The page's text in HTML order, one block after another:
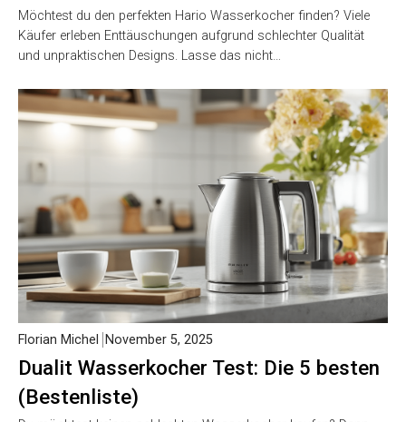
Möchtest du den perfekten Hario Wasserkocher finden? Viele
Käufer erleben Enttäuschungen aufgrund schlechter Qualität
und unpraktischen Designs. Lasse das nicht…
Dualit Wasserkocher Test: Die 5 besten
(Bestenliste)
Florian Michel November 5, 2025